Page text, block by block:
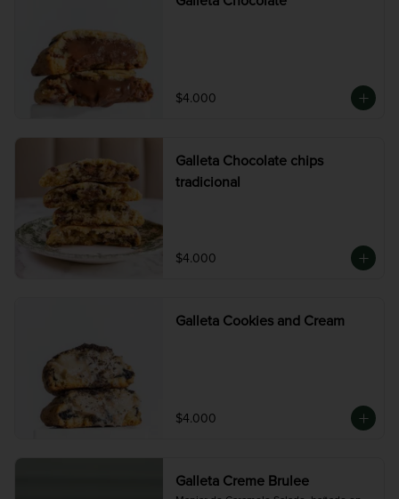
$4.000
Galleta Chocolate chips
tradicional
$4.000
Galleta Cookies and Cream
$4.000
Galleta Creme Brulee